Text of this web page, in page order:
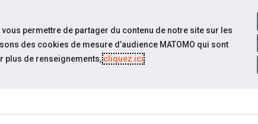
Sites du
QUI SOMMES-
permettre de partager du contenu de notre site sur les
des cookies de mesure d’audience MATOMO qui sont
plus de renseignements,cliquez ici.